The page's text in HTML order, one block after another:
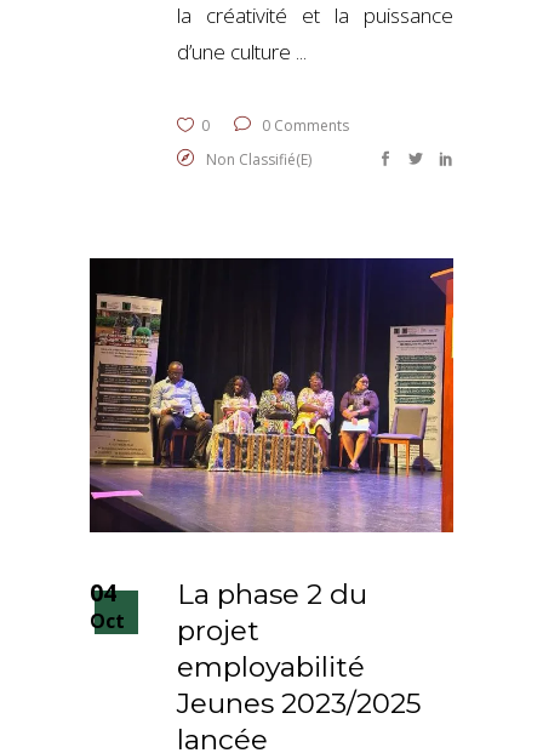
la créativité et la puissance
d’une culture
0
0 Comments
Non Classifié(e)
04
Oct
La phase 2 du
projet
employabilité
Jeunes 2023/2025
lancée